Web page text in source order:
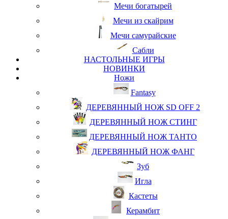
Мечи богатырей
Мечи из скайрим
Мечи самурайские
Сабли
НАСТОЛЬНЫЕ ИГРЫ
НОВИНКИ
Ножи
Fantasy
ДЕРЕВЯННЫЙ НОЖ SD OFF 2
ДЕРЕВЯННЫЙ НОЖ СТИНГ
ДЕРЕВЯННЫЙ НОЖ ТАНТО
ДЕРЕВЯННЫЙ НОЖ ФАНГ
Зуб
Игла
Кастеты
Керамбит